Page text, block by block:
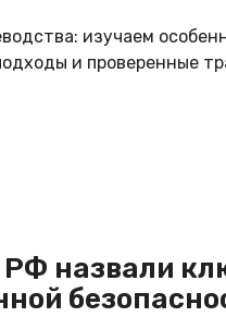
изучаем
и проверенные
назвали